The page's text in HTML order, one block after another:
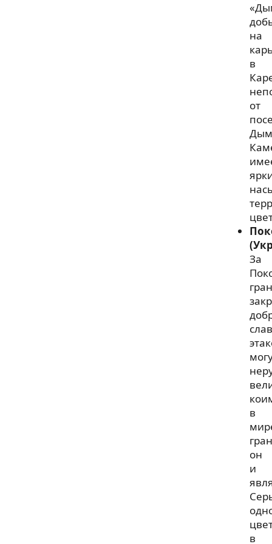
на
в
от
За
в
он
и
в